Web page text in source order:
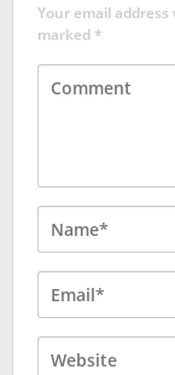
Your email
marked*